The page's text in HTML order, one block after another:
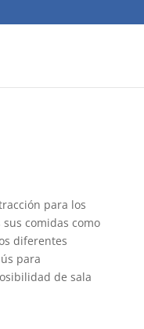
para los
comidas como
diferentes
para
de sala